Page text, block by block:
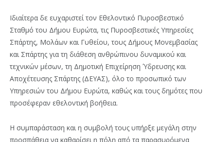
Ιδιαίτερα δε ευχαριστεί τον Εθελοντικό Πυροσβεστικό
Σταθμό του Δήμου Ευρώτα, τις Πυροσβεστικές Υπηρεσίες
Σπάρτης, Μολάων και Γυθείου, τους Δήμους Μονεμβασίας
και Σπάρτης για τη διάθεση ανθρώπινου δυναμικού και
τεχνικών μέσων, τη Δημοτική Επιχείρηση Ύδρευσης και
Αποχέτευσης Σπάρτης (ΔΕΥΑΣ), όλο το προσωπικό των
Υπηρεσιών του Δήμου Ευρώτα, καθώς και τους δημότες που
προσέφεραν εθελοντική βοήθεια.
Η συμπαράσταση και η συμβολή τους υπήρξε μεγάλη στην
προσπάθεια να καθαρίσει η πόλη από τα παρασυρόμενα